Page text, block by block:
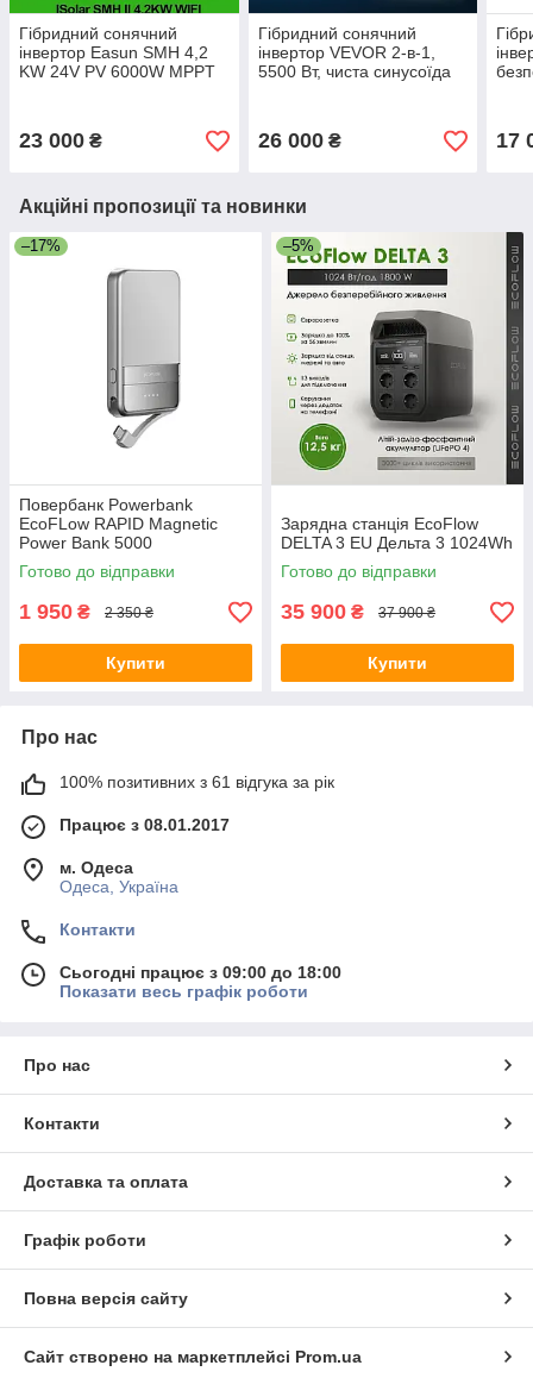
Гібридний сонячний
інвертор Easun SMH 4,2
KW 24V PV 6000W MPPT
23 000 ₴
Гібридний сонячний
інвертор VEVOR 2-в-1,
5500 Вт, чиста синусоїда
26 000₴ 17
Акційні пропозиції та новинки
–17%
Повербанк Powerbank
EcoFLow RAPID Magnetic
Power Bank 5000
Готово до відправки
1 950 ₴ 2 350 ₴
Купити
–5%
Зарядна станція EcoFlow
DELTA 3 EU Дельта 3 1024Wh
Готово до відправки
35 900 ₴ 37 900 ₴
Купити
Про нас
100% позитивних з 61 відгука за рік
Працює з 08.01.2017
м. Одеса
Одеса, Україна
Контакти
Сьогодні працює з 09:00 до 18:00
Показати весь графік роботи
Про нас
Контакти
Доставка та оплата
Графік роботи
Повна версія сайту
Сайт створено на маркетплейсі Prom.ua